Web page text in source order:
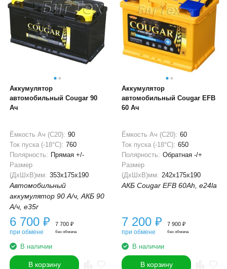
Аккумулятор
автомобильный Cougar 90
Ач
Ёмкость Ач (С20): 90
Ток пуска (-18°С): 760
Полярность: Прямая +/-
Размер
(ДхШхВ)мм: 353x175x190
Автомобильный
аккумулятор 90 А/ч, АКБ 90
А/ч, e35r
6 700 ₽
при обмене
7 700 ₽
без обмена
В наличии
В корзину
Аккумулятор
автомобильный Cougar EFB
60 Ач
Ёмкость Ач (С20): 60
Ток пуска (-18°С): 650
Полярность: Обратная -/+
Размер
(ДхШхВ)мм: 242x175x190
АКБ Cougar EFB 60Ah, e24la
7 200 ₽
при обмене
7 900 ₽
без обмена
В наличии
В корзину